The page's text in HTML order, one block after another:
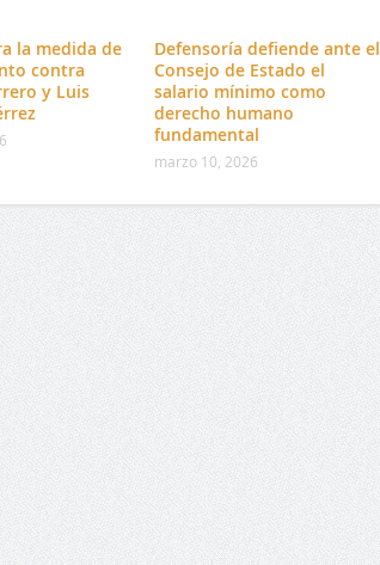
la medida de
contra
y Luis
Defensoría defiende ante el
Consejo de Estado el
salario mínimo como
derecho humano
fundamental
marzo 10, 2026